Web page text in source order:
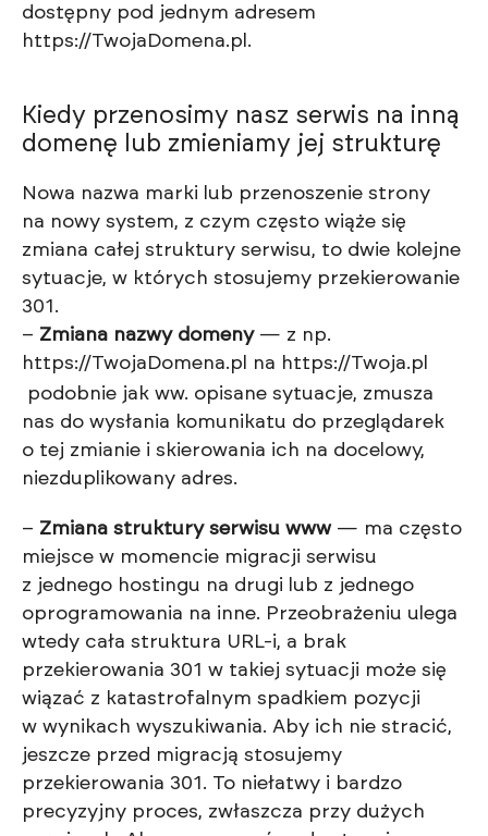
dostępny pod jednym adresem
https://TwojaDomena.pl .
Kiedy przenosimy nasz serwis na inną
domenę lub zmieniamy jej strukturę
Nowa nazwa marki lub przenoszenie strony
na nowy system, z czym często wiąże się
zmiana całej struktury serwisu, to dwie kolejne
sytuacje, w których stosujemy przekierowanie
301.
– Zmiana nazwy domeny— z np.
https://TwojaDomena.pl
na https://Twoja.pl
podobnie jak ww. opisane sytuacje, zmusza
nas do wysłania komunikatu do przeglądarek
o tej zmianie i skierowania ich na docelowy,
niezduplikowany adres.
– Zmiana struktury serwisu www— ma często
miejsce w momencie migracji serwisu
z jednego hostingu na drugi lub z jednego
oprogramowania na inne. Przeobrażeniu ulega
wtedy cała struktura URL-i, a brak
przekierowania 301 w takiej sytuacji może się
wiązać z katastrofalnym spadkiem pozycji
w wynikach wyszukiwania. Aby ich nie stracić,
jeszcze przed migracją stosujemy
przekierowania 301. To niełatwy i bardzo
precyzyjny proces, zwłaszcza przy dużych